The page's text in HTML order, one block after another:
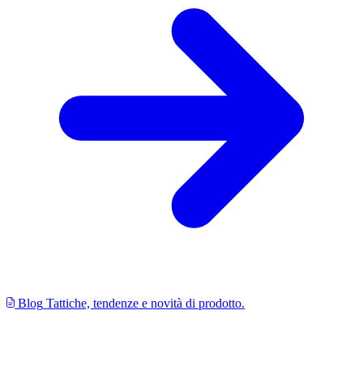
Blog Tattiche, tendenze e novità di prodotto.